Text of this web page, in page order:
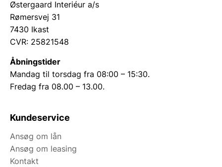
Østergaard Interiéur a/s
Rømersvej 31
7430 Ikast
CVR: 25821548
Åbningstider
Mandag til torsdag fra 08:00 – 15:30.
Fredag fra 08.00 – 13.00.
Kundeservice
Ansøg om lån
Ansøg om leasing
Kontakt